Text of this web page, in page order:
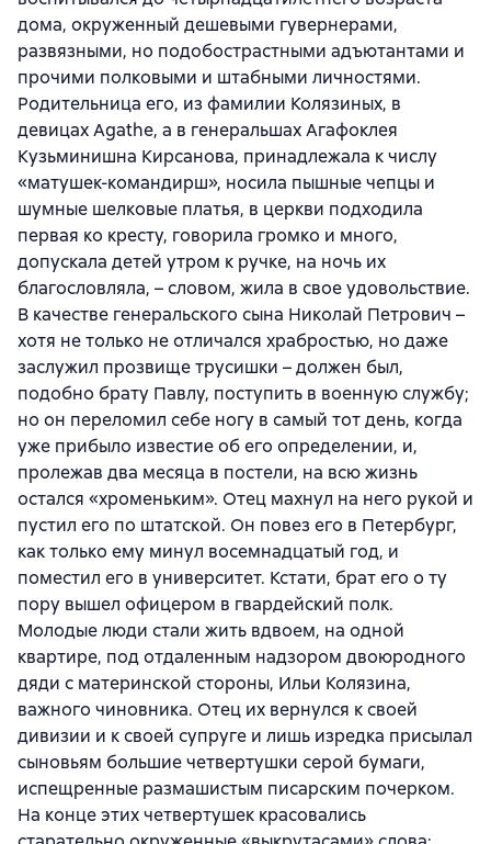
дома, окруженный дешевыми гувернерами,
развязными, но подобострастными адъютантами и
прочими полковыми и штабными личностями.
Родительница его, из фамилии Колязиных, в
девицах Agathe, а в генеральшах Агафоклея
Кузьминишна Кирсанова, принадлежала к числу
«матушек-командирш», носила пышные чепцы и
шумные шелковые платья, в церкви подходила
первая ко кресту, говорила громко и много,
допускала детей утром к ручке, на ночь их
благословляла, – словом, жила в свое удовольствие.
В качестве генеральского сына Николай Петрович –
хотя не только не отличался храбростью, но даже
заслужил прозвище трусишки – должен был,
подобно брату Павлу, поступить в военную службу;
но он переломил себе ногу в самый тот день, когда
уже прибыло известие об его определении, и,
пролежав два месяца в постели, на всю жизнь
остался «хроменьким». Отец махнул на него рукой и
пустил его по штатской. Он повез его в Петербург,
как только ему минул восемнадцатый год, и
поместил его в университет. Кстати, брат его о ту
пору вышел офицером в гвардейский полк.
Молодые люди стали жить вдвоем, на одной
квартире, под отдаленным надзором двоюродного
дяди с материнской стороны, Ильи Колязина,
важного чиновника. Отец их вернулся к своей
дивизии и к своей супруге и лишь изредка присылал
сыновьям большие четвертушки серой бумаги,
испещренные размашистым писарским почерком.
На конце этих четвертушек красовались